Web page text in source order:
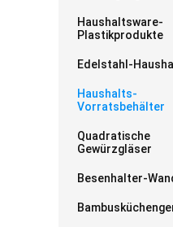
Haushaltsware-
Plastikprodukte
Edelstahl-
Haushalts-
Vorratsbehälter
Quadratische
Gewürzgläser
Besenhalter-